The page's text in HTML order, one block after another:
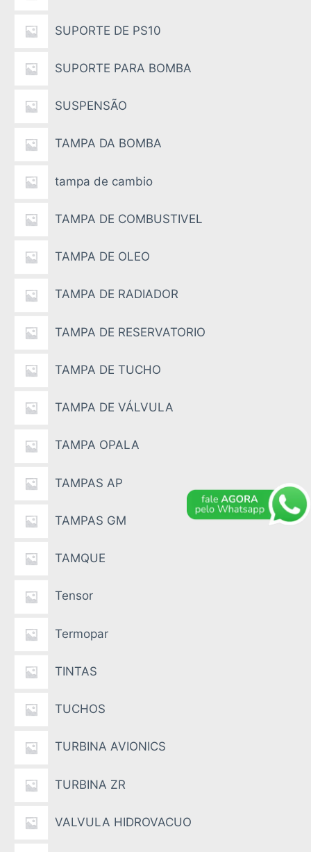
SUPORTE DE PS10
SUPORTE PARA BOMBA
SUSPENSÃO
TAMPA DA BOMBA
tampa de cambio
TAMPA DE COMBUSTIVEL
TAMPA DE OLEO
TAMPA DE RADIADOR
TAMPA DE RESERVATORIO
TAMPA DE TUCHO
TAMPA DE VÁLVULA
TAMPA OPALA
TAMPAS AP
TAMPAS GM
TAMQUE
Tensor
Termopar
TINTAS
TUCHOS
TURBINA AVIONICS
TURBINA ZR
VALVULA HIDROVACUO